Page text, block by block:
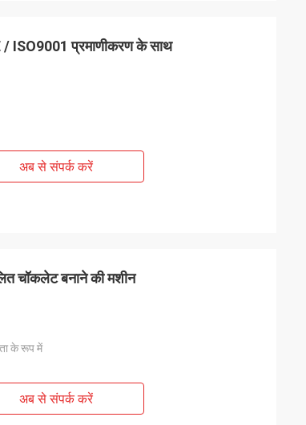
/ ISO9001 प्रमाणीकरण के साथ
अब से संपर्क करें
चॉकलेट बनाने की मशीन
के रूप में
अब से संपर्क करें